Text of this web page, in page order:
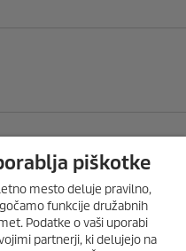
piškotke
mesto deluje pravilno,
funkcije družabnih
Podatke o vaši uporabi
partnerji, ki delujejo na